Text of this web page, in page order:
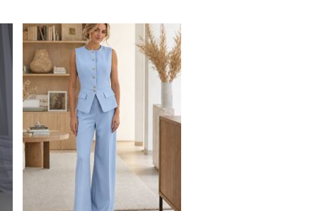
Вечернее нарядное
корсетное платье зеленого
цвета